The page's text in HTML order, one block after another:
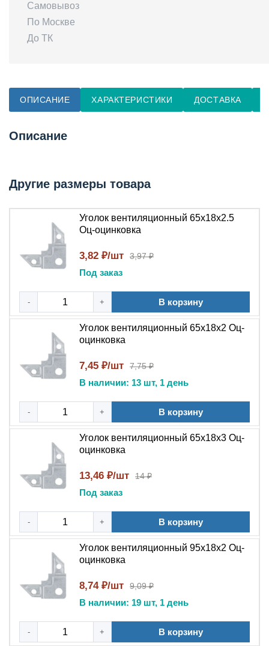
Самовывоз
По Москве
До ТК
ОПИСАНИЕ ХАРАКТЕРИСТИКИ ДОСТАВКА
Описание
Другие размеры товара
Уголок вентиляционный 65x18x2.5
Оц-оцинковка
3,82 ₽/шт 3,97 ₽
Под заказ
- + В корзину
Уголок вентиляционный 65x18x2 Оц-
оцинковка
7,45 ₽/шт 7,75 ₽
В наличии: 13 шт, 1 день
- + В корзину
Уголок вентиляционный 65x18x3 Оц-
оцинковка
13,46 ₽/шт 14 ₽
Под заказ
- + В корзину
Уголок вентиляционный 95x18x2 Оц-
оцинковка
8,74 ₽/шт 9,09 ₽
В наличии: 19 шт, 1 день
- + В корзину